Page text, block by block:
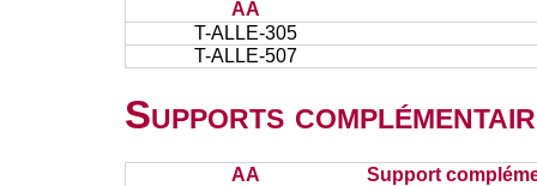
AA
T-ALLE-305
T-ALLE-507
Supports
AA
Support